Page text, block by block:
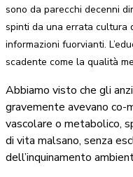
sono da parecchi decenni
spinti da una errata cultura
informazioni fuorvianti.
scadente come la qualità
Abbiamo visto che gli
gravemente avevano
vascolare o metabolico,
di vita malsano, senza
dell’inquinamento